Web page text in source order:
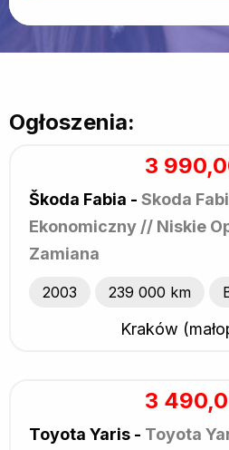
Ogłoszenia:
3
Škoda Fabia - Skoda
Ekonomiczny // Niskie
Zamiana
2003 239 000 km
Kraków
3
Toyota Yaris - Toyota